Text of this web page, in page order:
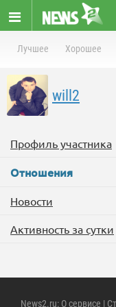
Лучшее Хорошее
will2
Профиль участника
Отношения
Новости
Активность за сутки
News2.ru: О сервисе |